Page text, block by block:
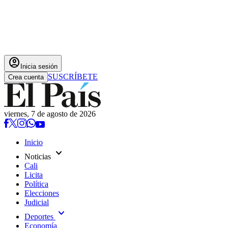
account_circle Inicia sesión
Crea cuenta SUSCRÍBETE
viernes, 7 de agosto de 2026
Inicio
Noticias expand_more
Cali
Licita
Política
Elecciones
Judicial
Deportes expand_more
Economía